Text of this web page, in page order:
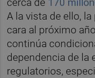
cerca de 170
A la vista de ello,
cara al próximo
continúa
dependencia de la
regulatorios,